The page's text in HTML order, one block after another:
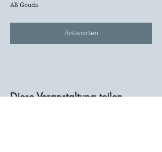
AB Gouda
Antworten
Diese Veranstaltung teilen